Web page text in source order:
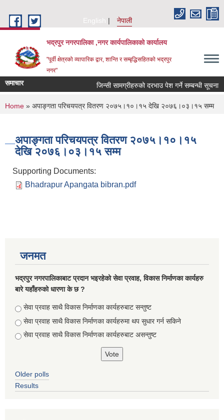
English
नेपाली
भद्रपुर नगरपालिका ,नगर कार्यपालिकाको कार्यालय
"पूर्वी क्षेत्रको व्यापारिक द्वार, शान्ति र सम्बृद्धिसहितको भद्रपुर
नगर"
समाचार जिन्सी सामग्रीहरुको दरभाउ पेश गर्ने सम्बन्धी सूचना
You are here
Home » अपाङ्गता परिचयपत्र वितरण २०७५।१०।१५ देखि २०७६।०३।१५ सम्म
अपाङ्गता परिचयपत्र वितरण २०७५।१०।१५
देखि २०७६।०३।१५ सम्म
Supporting Documents:
Bhadrapur Apangata bibran.pdf
जनमत
भद्रपुर नगरपालिकाबाट प्रदान भइरहेको सेवा प्रवाह, विकास निर्माणका कार्यहरु
बारे यहाँहरुको धारणा के छ ?
Choices
सेवा प्रवाह साथै विकास निर्माणका कार्यहरुबाट सन्तुष्ट
सेवा प्रवाह साथै विकास निर्माणका कार्यहरुमा थप सुधार गर्न सकिने
सेवा प्रवाह साथै विकास निर्माणका कार्यहरुबाट असन्तुष्ट
Older polls
Results